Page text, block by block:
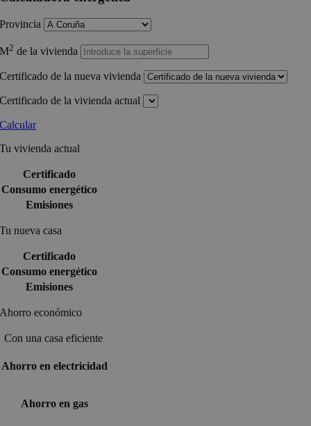
Provincia
M2 de la vivienda
Certificado de la nueva vivienda
Certificado de la vivienda actual
Calcular
Tu vivienda actual
Certificado
Consumo energético
Emisiones
Tu nueva casa
Certificado
Consumo energético
Emisiones
Ahorro económico
Con una casa eficiente
Ahorro en electricidad
Ahorro en gas